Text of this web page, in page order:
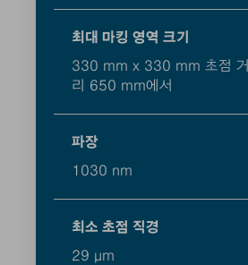
최대 마킹 영역 크기
330 mm x 330 mm 초점 거
리 650 mm에서
파장
1030 nm
최소 초점 직경
29 μm